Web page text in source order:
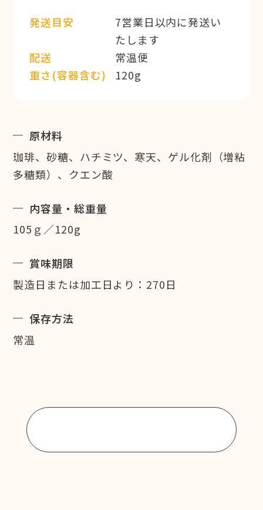
発送目安
7営業日以内に発送い
たします
配送
常温便
重さ(容器含む)
120g
原材料
珈琲、砂糖、ハチミツ、寒天、ゲル化剤（増粘
多糖類）、クエン酸
内容量・総重量
105ｇ／120g
賞味期限
製造日または加工日より：270日
保存方法
常温